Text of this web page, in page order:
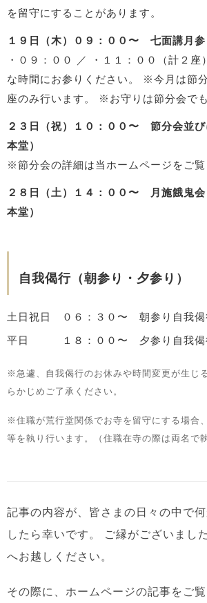
を留守にすることがあります。
１９日（木）０９：００〜 七面講月参
・０９：００ ／ ・１１：００（計２座）
な時間にお参りください。
※今月は節
座のみ行います。
※お守りは節分会で
２３日（祝）１０：００〜 節分会並
本堂）
※節分会の詳細は当ホームページをご覧
２８日（土）１４：００〜 月施餓鬼
本堂）
自我偈行（朝参り・夕参り）
土日祝日 ０６：３０〜 朝参り自我偈
平日 １８：００〜 夕参り自我偈行
※急遽、自我偈行のお休みや時間変更が生じ
らかじめご了承ください。
※住職が荒行堂関係でお寺を留守にする場合
等を執り行います。（住職在寺の際は両名で
記事の内容が、皆さまの日々の中で
したら幸いです。
ご縁がございまし
へお越しください。
その際に、ホームページの記事をご